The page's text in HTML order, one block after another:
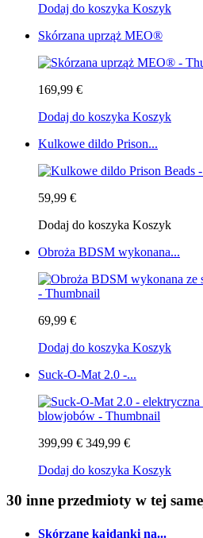
Dodaj do koszyka Koszyk
Skórzana uprząż MEO®
169,99 €
Dodaj do koszyka Koszyk
Kulkowe dildo Prison...
59,99 €
Dodaj do koszyka Koszyk
Obroża BDSM wykonana...
69,99 €
Dodaj do koszyka Koszyk
Suck-O-Mat 2.0 -...
399,99 € 349,99 €
Dodaj do koszyka Koszyk
30 inne przedmioty w tej
Skórzane kajdanki na...